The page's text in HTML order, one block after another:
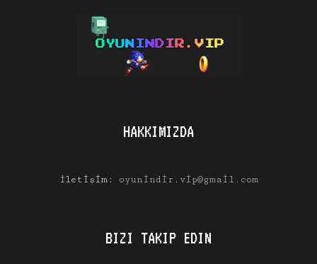
HAKKIMIZDA
İletişim: oyunindir.vip@gmail.com
BIZI TAKIP EDIN